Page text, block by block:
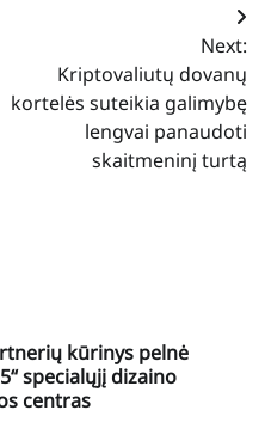
Next:
Kriptovaliutų dovanų
kortelės suteikia galimybę
lengvai panaudoti
skaitmeninį turtą
kūrinys pelnė
specialųjį dizaino
centras